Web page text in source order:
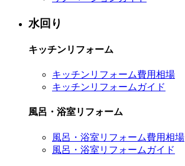
水回り
キッチンリフォーム
キッチンリフォーム費用相場
キッチンリフォームガイド
風呂・浴室リフォーム
風呂・浴室リフォーム費用相場
風呂・浴室リフォームガイド